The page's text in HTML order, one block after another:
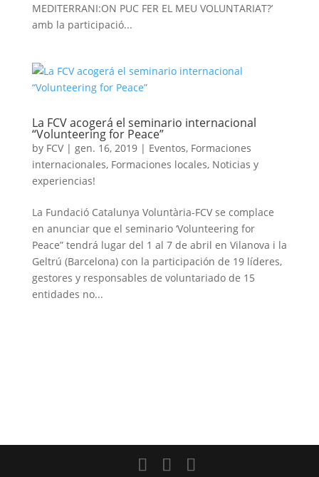
MEDITERRANI:ON PUC FER EL MEU VOLUNTARIAT?’
amb la participació...
La FCV acogerá el seminario internacional
“Volunteering for Peace”
by FCV| gen. 16, 2019| Eventos, Formaciones
internacionales, Formaciones locales, Noticias y
experiencias!
La Fundació Catalunya Voluntària-FCV se complace
en anunciar que el seminario ‘Volunteering for
Peace” tendrá lugar del 1 al 7 de abril en Vilanova i la
Geltrú (Barcelona) con la participación de 19 líderes,
gestores y responsables de voluntariado de 15
entidades no...